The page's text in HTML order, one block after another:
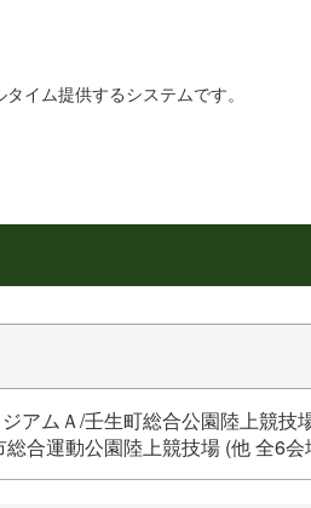
イム提供するシステムです。
アムＡ/壬生町総合公園陸上競
総合運動公園陸上競技場 (他 全6会